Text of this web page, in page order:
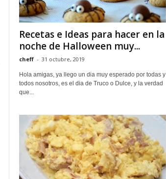
Recetas e Ideas para hacer en la
noche de Halloween muy...
cheff - 31 octubre, 2019
Hola amigas, ya llego un dia muy esperado por todas y
todos nosotros, es el dia de Truco o Dulce, y la verdad
que...